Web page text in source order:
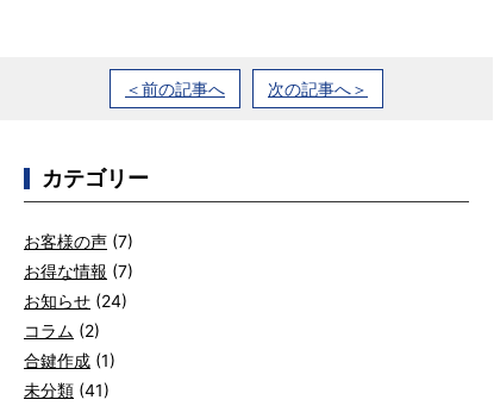
＜前の記事へ 次の記事へ＞
カテゴリー
お客様の声 (7)
お得な情報 (7)
お知らせ (24)
コラム (2)
合鍵作成 (1)
未分類 (41)